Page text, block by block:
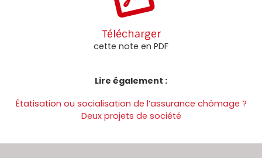
Télécharger
cette note en PDF
Lire également :
Étatisation ou socialisation de l’assurance chômage ?
Deux projets de société